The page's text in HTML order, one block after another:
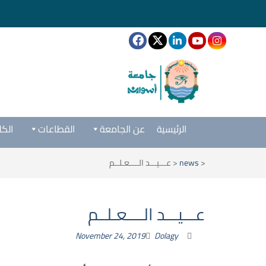
القطاعات عن الجامعة الرئيسية
<
news
<عـــيـــد الــــعـلــم
عـــيـــد الــــعـلــم
November 24, 2019 Dolagy